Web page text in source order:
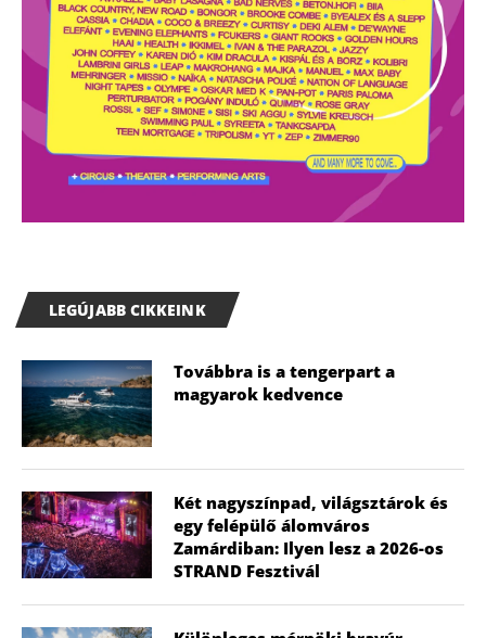
LEGÚJABB CIKKEINK
Továbbra is a tengerpart a
magyarok kedvence
Két nagyszínpad, világsztárok és
egy felépülő álomváros
Zamárdiban: Ilyen lesz a 2026-os
STRAND Fesztivál